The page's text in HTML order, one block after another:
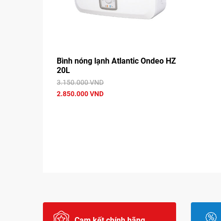
Bình nóng lạnh Atlantic Ondeo HZ
20L
3.150.000 VND
2.850.000 VND